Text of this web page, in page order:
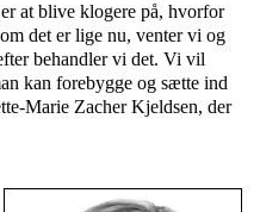
at blive klogere på, hvorfor
det er lige nu, venter vi og
behandler vi det. Vi vil
kan forebygge og sætte ind
Marie Zacher Kjeldsen, der